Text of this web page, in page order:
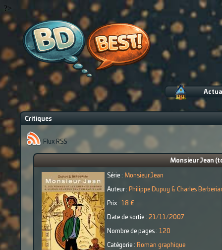
?>
Critiques
Flux RSS
Monsieur Jean
Série : Monsieur Jean
Auteur : Philippe Dupuy & Charles
Prix : 18 €
Date de sortie : 21/11/2007
Nombre de pages : 120
Catégorie : Roman graphique